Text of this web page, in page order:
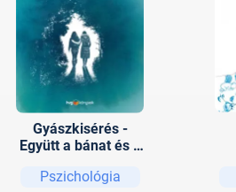
Gyászkisérés -
Együtt a bánat és a
Pszichológia